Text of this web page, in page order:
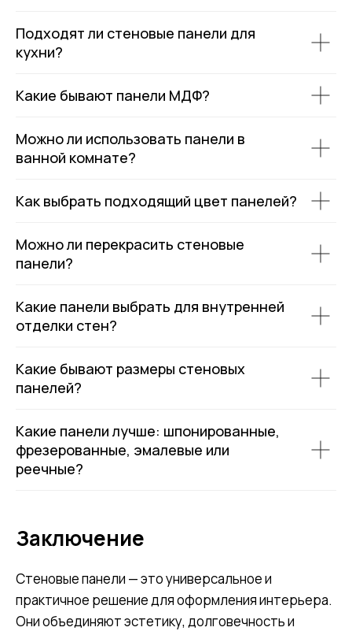
Подходят ли стеновые панели для
кухни?
Какие бывают панели МДФ?
Можно ли использовать панели в
ванной комнате?
Как выбрать подходящий цвет панелей?
Можно ли перекрасить стеновые
панели?
Какие панели выбрать для внутренней
отделки стен?
Какие бывают размеры стеновых
панелей?
Какие панели лучше: шпонированные,
фрезерованные, эмалевые или
реечные?
Заключение
Стеновые панели — это универсальное и
практичное решение для оформления интерьера.
Они объединяют эстетику, долговечность и